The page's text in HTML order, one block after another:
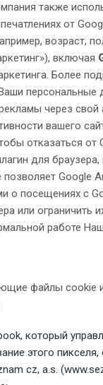
также
от
возраст,
включая
Более
персональные
через свой
вашего
отказаться
для
Google
о посещениях с
или ограничить
работе
файлы cookie
который
этого
cz, a.s. (